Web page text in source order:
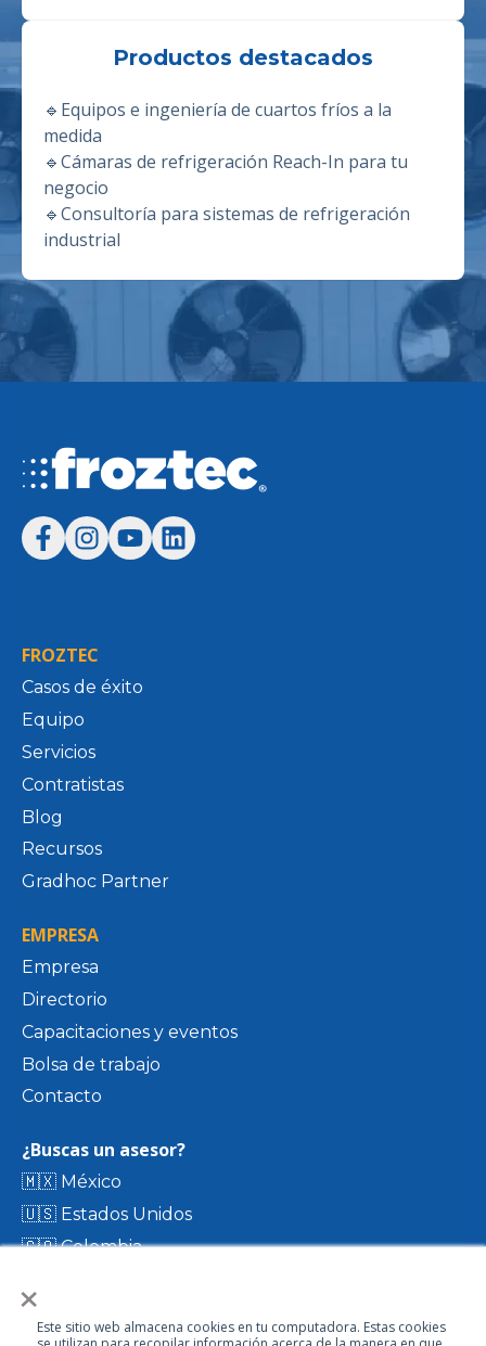
×
Este sitio web almacena cookies en tu computadora. Estas cookies
Productos destacados
🔹 Equipos e ingeniería de cuartos fríos a la
medida
🔹Cámaras de refrigeración Reach-In para tu
negocio
🔹Consultoría para sistemas de refrigeración
industrial
FROZTEC
Casos de éxito
Equipo
Servicios
Contratistas
Blog
Recursos
Gradhoc Partner
EMPRESA
Empresa
Directorio
Capacitaciones y eventos
Bolsa de trabajo
Contacto
¿Buscas un asesor?
🇲🇽 México
🇺🇸 Estados Unidos
🇨🇴 Colombia
🇨🇱 Chile